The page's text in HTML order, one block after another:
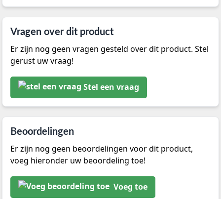
Vragen over dit product
Er zijn nog geen vragen gesteld over dit product. Stel
gerust uw vraag!
Stel een vraag
Beoordelingen
Er zijn nog geen beoordelingen voor dit product,
voeg hieronder uw beoordeling toe!
Voeg toe